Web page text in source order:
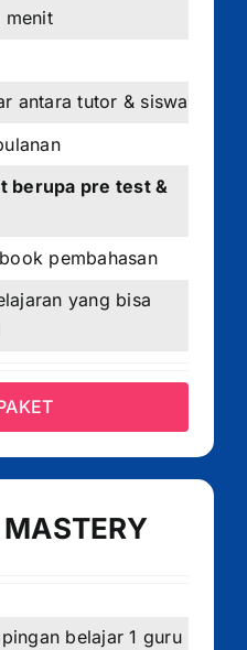
menit
antara tutor & siswa
berupa pre test &
pembahasan
yang bisa
belajar 1 guru